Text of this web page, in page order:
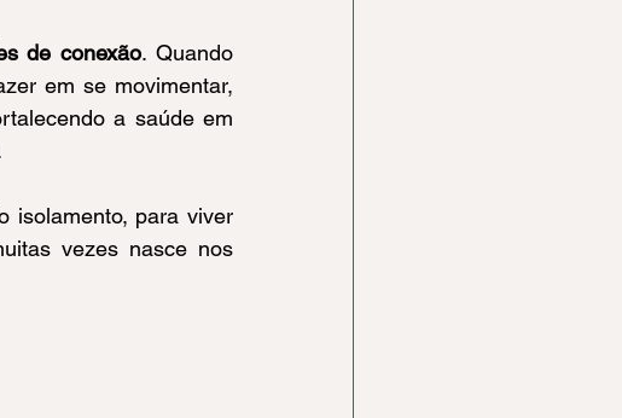
de conexão. Quando
em se movimentar,
a saúde em
isolamento, para viver
vezes nasce nos